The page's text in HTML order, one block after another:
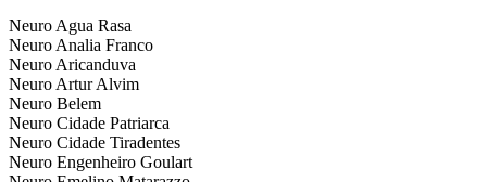
Neuro Agua Rasa
Neuro Analia Franco
Neuro Aricanduva
Neuro Artur Alvim
Neuro Belem
Neuro Cidade Patriarca
Neuro Cidade Tiradentes
Neuro Engenheiro Goulart